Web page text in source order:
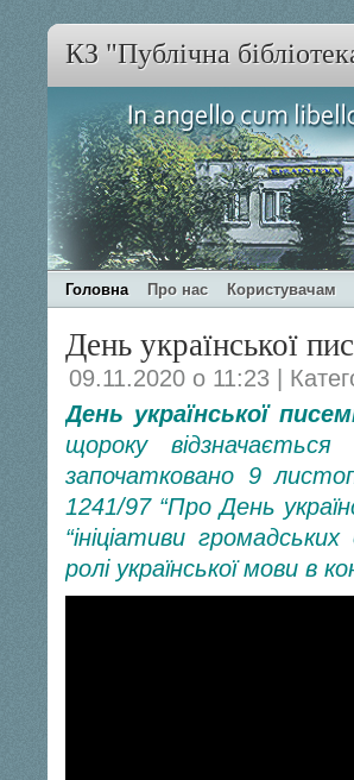
КЗ "Публічна
Головна Про нас Користувачам
День української
09.11.2020 о 11:23 |
День української
щороку
започатковано 9
1241/97 “Про День
“ініціативи
ролі української мови в